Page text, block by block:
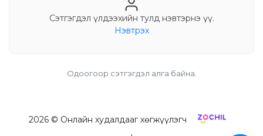
Сэтгэгдэл үлдээхийн тулд нэвтэрнэ үү.
Нэвтрэх
Одоогоор сэтгэгдэл алга байна.
2026© Онлайн худалдааг хөгжүүлэгч